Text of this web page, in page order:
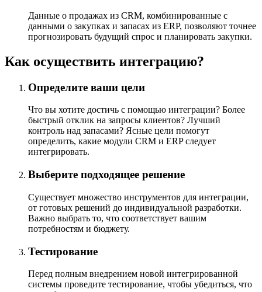
Данные о продажах из CRM, комбинированные с
данными о закупках и запасах из ERP, позволяют точнее
прогнозировать будущий спрос и планировать закупки.
Как осуществить интеграцию?
Определите ваши цели
Что вы хотите достичь с помощью интеграции? Более
быстрый отклик на запросы клиентов? Лучший
контроль над запасами? Ясные цели помогут
определить, какие модули CRM и ERP следует
интегрировать.
Выберите подходящее решение
Существует множество инструментов для интеграции,
от готовых решений до индивидуальной разработки.
Важно выбрать то, что соответствует вашим
потребностям и бюджету.
Тестирование
Перед полным внедрением новой интегрированной
системы проведите тестирование, чтобы убедиться, что